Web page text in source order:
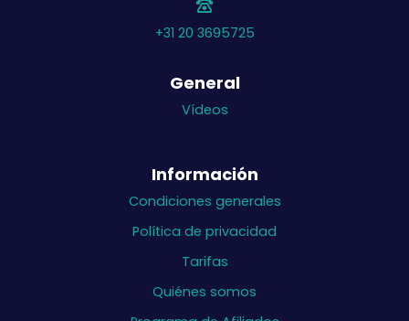
+31 20 3695725
General
Vídeos
Información
Condiciones generales
Política de privacidad
Tarifas
Quiénes somos